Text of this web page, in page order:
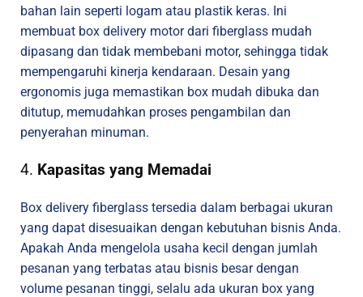
bahan lain seperti logam atau plastik keras. Ini
membuat box delivery motor dari fiberglass mudah
dipasang dan tidak membebani motor, sehingga tidak
mempengaruhi kinerja kendaraan. Desain yang
ergonomis juga memastikan box mudah dibuka dan
ditutup, memudahkan proses pengambilan dan
penyerahan minuman.
4. Kapasitas yang Memadai
Box delivery fiberglass tersedia dalam berbagai ukuran
yang dapat disesuaikan dengan kebutuhan bisnis Anda.
Apakah Anda mengelola usaha kecil dengan jumlah
pesanan yang terbatas atau bisnis besar dengan
volume pesanan tinggi, selalu ada ukuran box yang